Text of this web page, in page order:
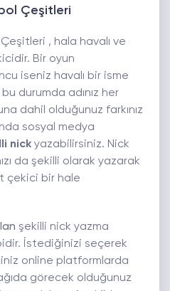
Çeşitleri
, hala havalı ve
Bir oyun
iseniz havalı bir isme
durumda adınız her
dahil olduğunuz farkınız
sosyal medya
nick yazabilirsiniz. Nick
da şekilli olarak yazarak
çekici bir hale
şekilli nick yazma
İstediğinizi seçerek
online platformlarda
görecek olduğunuz